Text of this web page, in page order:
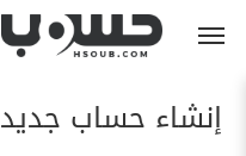
إنشاء حساب جديد